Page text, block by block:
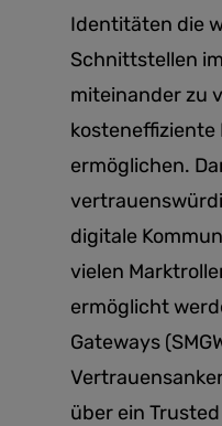
Identitäten die
Schnittstellen
miteinander zu
kosteneffiziente
ermöglichen.
digitale
vielen
ermöglicht
Gateways
über ein